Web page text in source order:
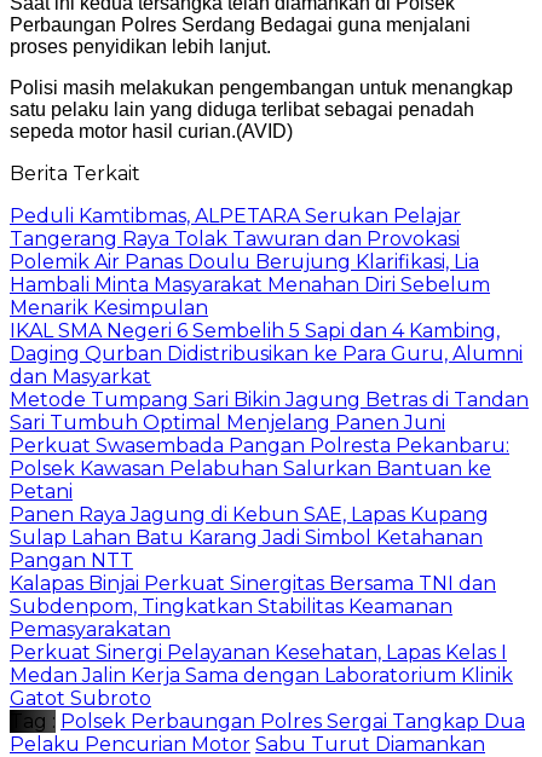
Perbaungan Polres Serdang Bedagai guna menjalani
proses penyidikan lebih lanjut.
Polisi masih melakukan pengembangan untuk menangkap
satu pelaku lain yang diduga terlibat sebagai penadah
sepeda motor hasil curian.(AVID)
Berita Terkait
Peduli Kamtibmas, ALPETARA Serukan Pelajar
Tangerang Raya Tolak Tawuran dan Provokasi
Polemik Air Panas Doulu Berujung Klarifikasi, Lia
Hambali Minta Masyarakat Menahan Diri Sebelum
Menarik Kesimpulan
IKAL SMA Negeri 6 Sembelih 5 Sapi dan 4 Kambing,
Daging Qurban Didistribusikan ke Para Guru, Alumni
dan Masyarkat
Metode Tumpang Sari Bikin Jagung Betras di Tandan
Sari Tumbuh Optimal Menjelang Panen Juni
Perkuat Swasembada Pangan Polresta Pekanbaru:
Polsek Kawasan Pelabuhan Salurkan Bantuan ke
Petani
Panen Raya Jagung di Kebun SAE, Lapas Kupang
Sulap Lahan Batu Karang Jadi Simbol Ketahanan
Pangan NTT
Kalapas Binjai Perkuat Sinergitas Bersama TNI dan
Subdenpom, Tingkatkan Stabilitas Keamanan
Pemasyarakatan
Perkuat Sinergi Pelayanan Kesehatan, Lapas Kelas I
Medan Jalin Kerja Sama dengan Laboratorium Klinik
Gatot Subroto
Tag : Polsek Perbaungan Polres Sergai Tangkap Dua
Pelaku Pencurian Motor Sabu Turut Diamankan